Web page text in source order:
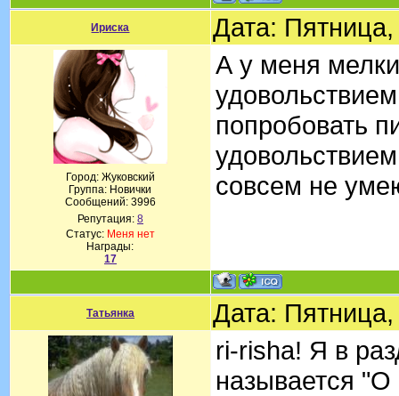
Ириска Дата:
Город: Жуковский
Группа: Новички
Сообщений: 3996
Репутация: 8
Статус: Меня нет
Награды:
17
А у меня
попробовать
совсем не
Татьянка
Дата:
ri-risha! Я в
называется "О